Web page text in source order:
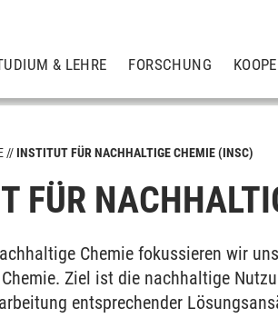
& LEHRE FORSCHUNG
erneuerbaren organischen Ressourcen
und Stoffliche Ressourcen
INSTITUT FÜR NACHHALTIGE CHEMIE (INSC)
FÜR
Chemie fokussieren wir
Ziel ist die nachhaltige
entsprechender